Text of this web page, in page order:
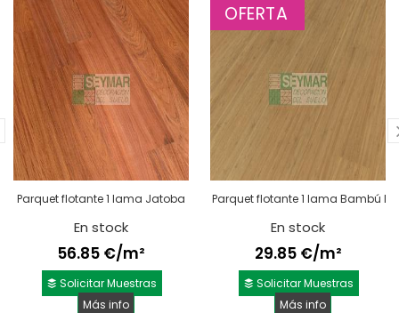
Parquet flotante 1 lama Jatoba
En stock
56.85 €/m²
Solicitar Muestras
Más info
OFERTA
Parquet flotante 1 lama Bambú
En stock
29.85 €/m²
Solicitar Muestras
Más info